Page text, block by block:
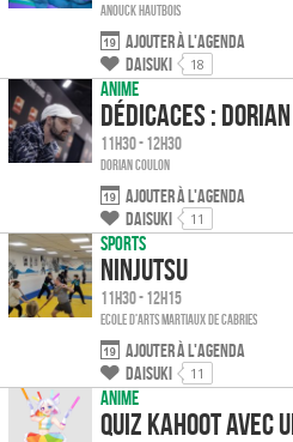
Anouck HAUTBOIS
Ajouter à l'agenda
Daisuki
18
Anime
Dédicaces :
11h30 - 12h30
Dorian Coulon
Ajouter à l'agenda
Daisuki
11
Sports
Ninjutsu
11h30 - 12h15
Ecole d'Arts Martiaux de Cabriès
Ajouter à l'agenda
Daisuki
11
Anime
Quiz Kahoot avec